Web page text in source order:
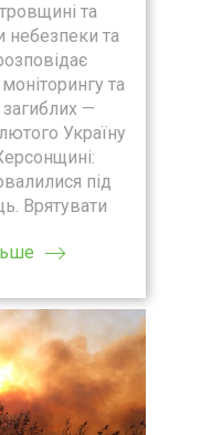
та
небезпеки та
та
—
Україну
під
Врятувати